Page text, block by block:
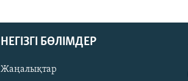
НЕГІЗГІ БӨЛІМДЕР
Жаңалықтар